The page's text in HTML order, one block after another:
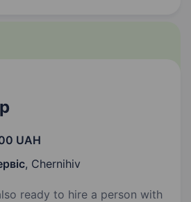
UAH
, Chernihiv
ready to hire a person with